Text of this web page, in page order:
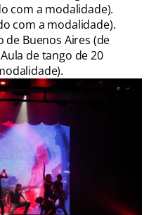
com a modalidade).
com a modalidade).
de Buenos Aires (de
de tango de 20